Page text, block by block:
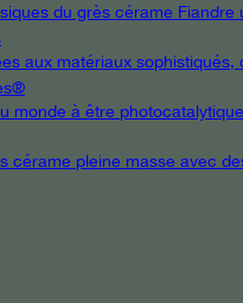
du grès cérame
aux matériaux
monde à être
cérame pleine masse avec